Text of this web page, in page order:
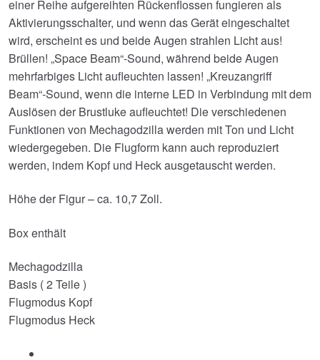
einer Reihe aufgereihten Rückenflossen fungieren als
Aktivierungsschalter, und wenn das Gerät eingeschaltet
wird, erscheint es und beide Augen strahlen Licht aus!
Brüllen! „Space Beam“-Sound, während beide Augen
mehrfarbiges Licht aufleuchten lassen! „Kreuzangriff
Beam“-Sound, wenn die interne LED in Verbindung mit dem
Auslösen der Brustluke aufleuchtet! Die verschiedenen
Funktionen von Mechagodzilla werden mit Ton und Licht
wiedergegeben. Die Flugform kann auch reproduziert
werden, indem Kopf und Heck ausgetauscht werden.
Höhe der Figur – ca. 10,7 Zoll.
Box enthält
Mechagodzilla
Basis ( 2 Teile )
Flugmodus Kopf
Flugmodus Heck